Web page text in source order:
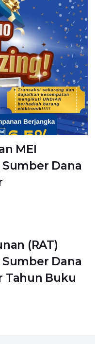
MEI
Dana
(RAT)
Dana
Tahun Buku